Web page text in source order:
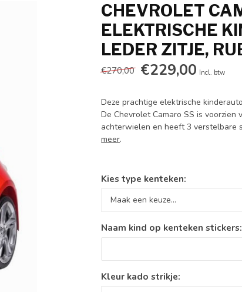
CHEVROLET
ELEKTRISCHE
LEDER ZITJE,
€270,00 €229,00 Incl. btw
Deze prachtige elektrische
De Chevrolet Camaro SS is
achterwielen en heeft 3 verstelbare
meer.
Kies type kenteken:
Naam kind op kenteken stickers:
Kleur kado strikje: